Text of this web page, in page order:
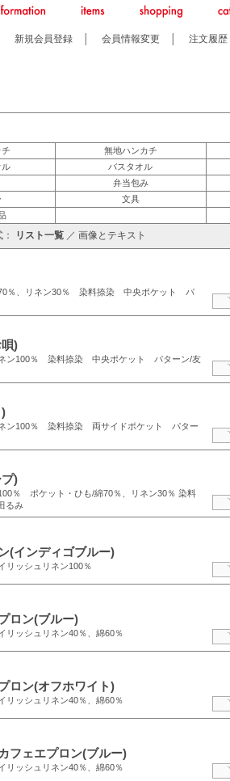
新規会員登録 会員情報変更 注文履歴
無地ハンカチ
ル バスタオル
弁当包み
文具
リスト一覧／ 画像とテキスト
％、リネン30％ 染料捺染 中央ポケット パ
)
ン100％ 染料捺染 中央ポケット パターン/友
ン100％ 染料捺染 両サイドポケット パター
)
％ ポケット・ひも/綿70％、リネン30％ 染料
るみ
(インディゴブルー)
ッシュリネン100％
ロン(ブルー)
ッシュリネン40％、綿60％
ロン(オフホワイト)
ッシュリネン40％、綿60％
フェエプロン(ブルー)
ッシュリネン40％、綿60％